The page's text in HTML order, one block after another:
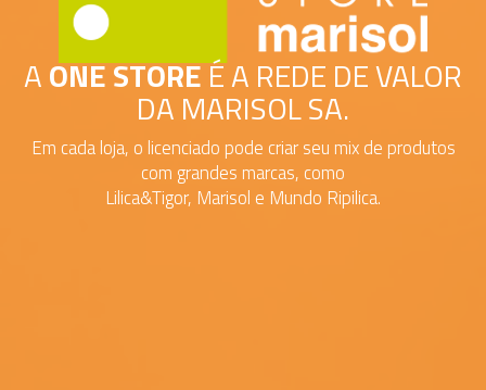
AONE STOREÉ A REDE DE VALOR
DA MARISOL SA.
Em cada loja, o licenciado pode criar seu mix de produtos
com grandes marcas, como
Lilica&Tigor, Marisol e Mundo Ripilica.